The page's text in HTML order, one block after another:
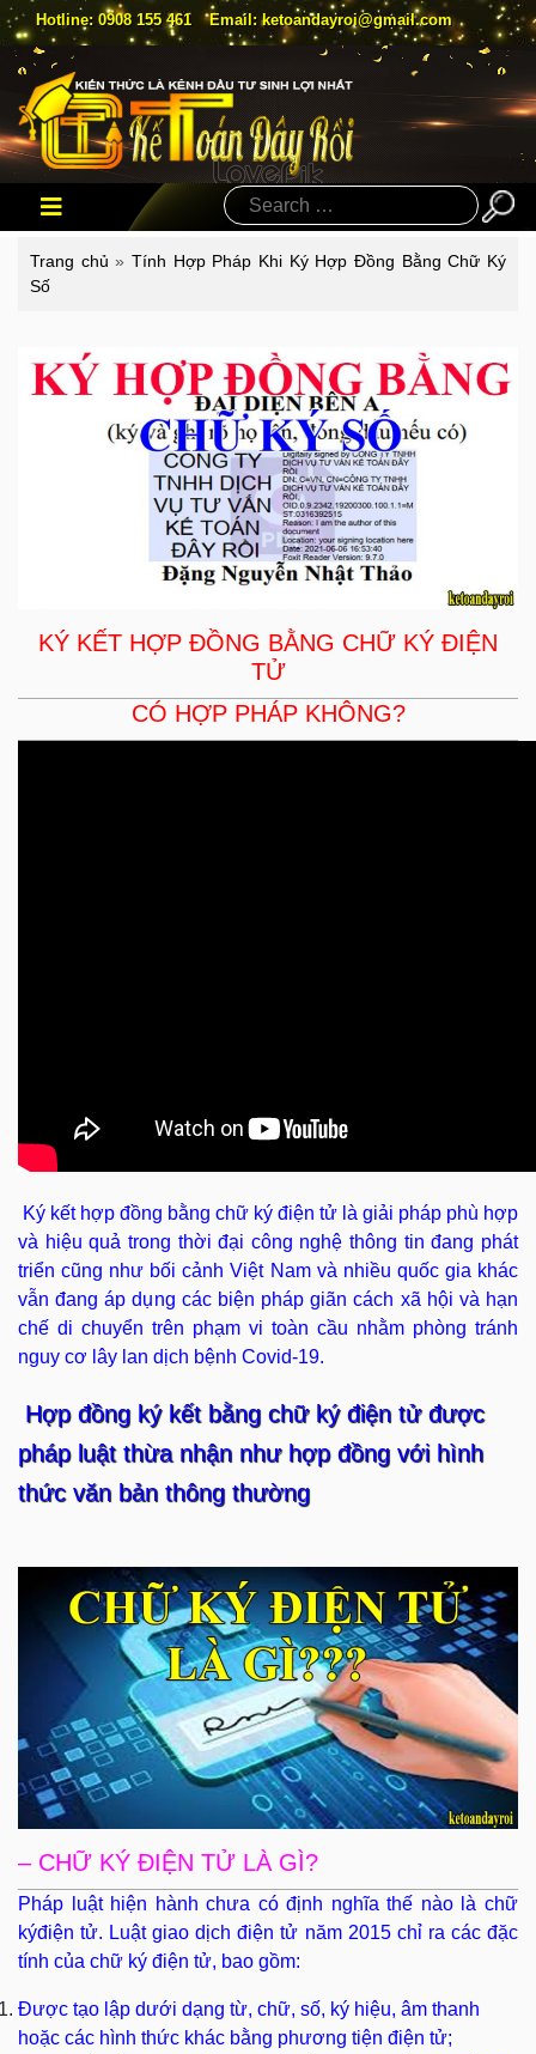
Hotline: 0908 155 461 Email: ketoandayroi@gmail.com
Search
Trang chủ »Tính Hợp Pháp Khi Ký Hợp Đồng Bằng Chữ Ký
Số
KÝ KẾT HỢP ĐỒNG BẰNG CHỮ KÝ ĐIỆN
TỬ
CÓ HỢP PHÁP KHÔNG?
Ký kết hợp đồng bằng chữ ký điện tử là giải pháp phù hợp
và hiệu quả trong thời đại công nghệ thông tin đang phát
triển cũng như bối cảnh Việt Nam và nhiều quốc gia khác
vẫn đang áp dụng các biện pháp giãn cách xã hội và hạn
chế di chuyển trên phạm vi toàn cầu nhằm phòng tránh
nguy cơ lây lan dịch bệnh Covid-19.
Hợp đồng ký kết bằng chữ ký điện tử được
pháp luật thừa nhận như hợp đồng với hình
thức văn bản thông thường
– CHỮ KÝ ĐIỆN TỬ LÀ GÌ?
Pháp luật hiện hành chưa có định nghĩa thế nào là chữ
kýđiện tử. Luật giao dịch điện tử năm 2015 chỉ ra các đặc
tính của chữ ký điện tử, bao gồm:
Được tạo lập dưới dạng từ, chữ, số, ký hiệu, âm thanh
hoặc các hình thức khác bằng phương tiện điện tử;